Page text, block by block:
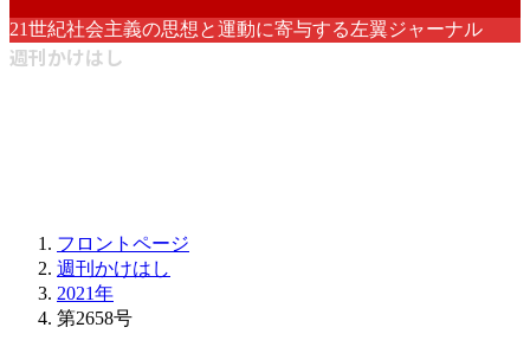
21世紀社会主義の思想と運動に寄与する左翼ジャーナル
週刊かけはし
フロントページ
週刊かけはし
2021年
第2658号